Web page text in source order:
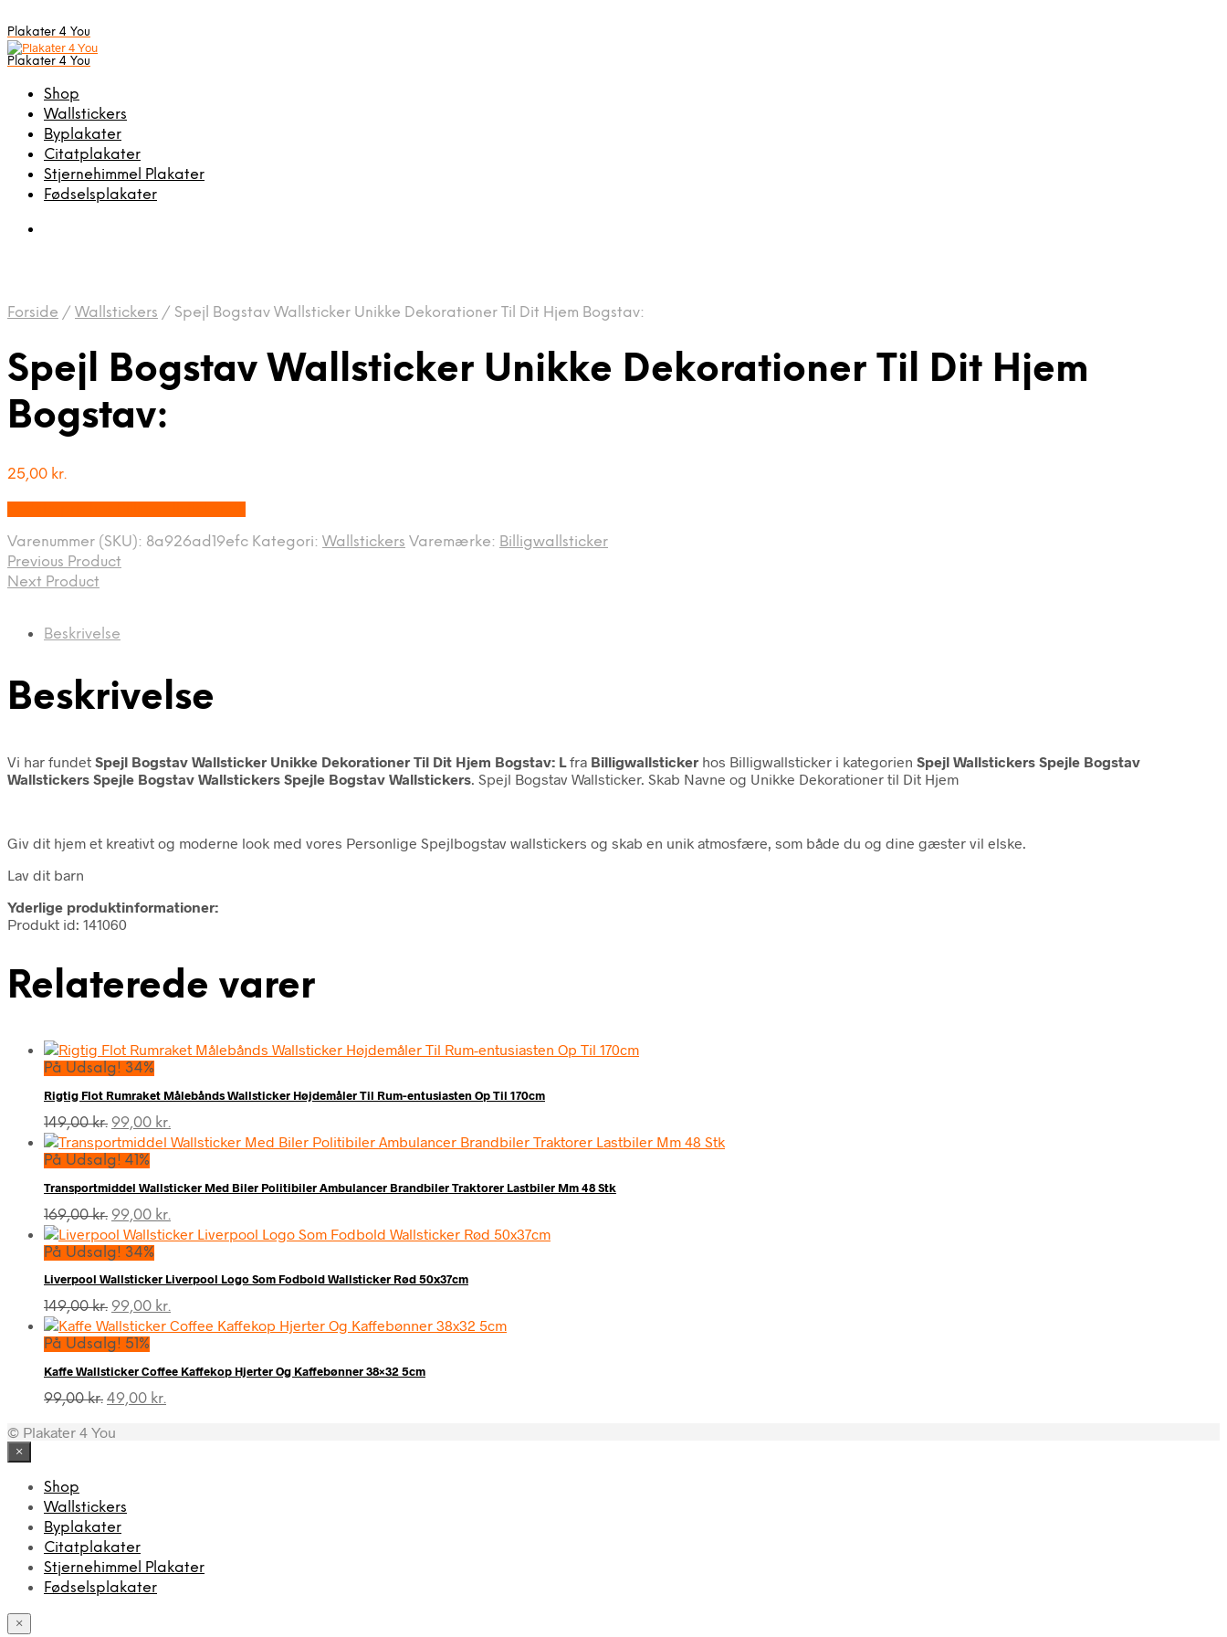
Plakater 4 You
Plakater 4 You
Shop
Wallstickers
Byplakater
Citatplakater
Stjernehimmel Plakater
Fødselsplakater
Forside / Wallstickers / Spejl Bogstav Wallsticker Unikke Dekorationer Til Dit Hjem Bogstav:
Spejl Bogstav Wallsticker Unikke Dekorationer Til Dit Hjem
Bogstav:
25,00 kr.
Varenummer (SKU): 8a926ad19efc Kategori: Wallstickers Varemærke: Billigwallsticker
Previous Product
Next Product
Beskrivelse
Beskrivelse
Vi har fundet Spejl Bogstav Wallsticker Unikke Dekorationer Til Dit Hjem Bogstav: L fra Billigwallsticker hos Billigwallsticker i kategorien Spejl Wallstickers Spejle Bogstav
Wallstickers Spejle Bogstav Wallstickers Spejle Bogstav Wallstickers . Spejl Bogstav Wallsticker. Skab Navne og Unikke Dekorationer til Dit Hjem
Giv dit hjem et kreativt og moderne look med vores Personlige Spejlbogstav wallstickers og skab en unik atmosfære, som både du og dine gæster vil elske.
Lav dit barn
Yderlige produktinformationer:
Produkt id: 141060
Relaterede varer
På Udsalg! 34%
Rigtig Flot Rumraket Målebånds Wallsticker Højdemåler Til Rum-entusiasten Op Til 170cm
149,00kr. Den
oprindelige
pris
149,00 kr..
99,00 kr.
aktuelle
99,00 kr..
På Udsalg! 41%
Transportmiddel Wallsticker Med Biler Politibiler Ambulancer Brandbiler Traktorer Lastbiler Mm 48 Stk
169,00kr. Den
oprindelige
pris
169,00 kr..
99,00 kr.
aktuelle
99,00 kr..
På Udsalg! 34%
Liverpool Wallsticker Liverpool Logo Som Fodbold Wallsticker Rød 50x37cm
149,00kr. Den
oprindelige
pris
149,00 kr..
99,00 kr.
aktuelle
99,00 kr..
På Udsalg! 51%
Kaffe Wallsticker Coffee Kaffekop Hjerter Og Kaffebønner 38×32 5cm
99,00kr. Den
pris
49,00 kr.
© Plakater 4 You
×
Shop
Wallstickers
Byplakater
Citatplakater
Stjernehimmel Plakater
Fødselsplakater
×